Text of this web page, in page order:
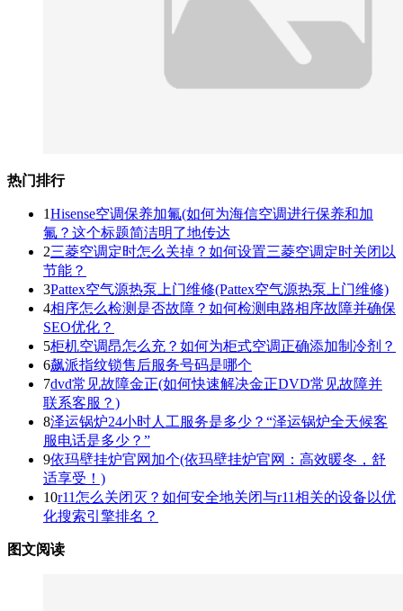
热门排行
1Hisense空调保养加氟(如何为海信空调进行保养和加
氟？这个标题简洁明了地传达
2三菱空调定时怎么关掉？如何设置三菱空调定时关闭以
节能？
3Pattex空气源热泵上门维修(Pattex空气源热泵上门维修)
4相序怎么检测是否故障？如何检测电路相序故障并确保
SEO优化？
5柜机空调昂怎么充？如何为柜式空调正确添加制冷剂？
6飙派指纹锁售后服务号码是哪个
7dvd常见故障金正(如何快速解决金正DVD常见故障并
联系客服？)
8泽运锅炉24小时人工服务是多少？“泽运锅炉全天候客
服电话是多少？”
9依玛壁挂炉官网加个(依玛壁挂炉官网：高效暖冬，舒
适享受！)
10r11怎么关闭灭？如何安全地关闭与r11相关的设备以优
化搜索引擎排名？
图文阅读